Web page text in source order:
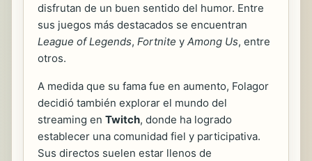
disfrutan de un buen sentido del humor. Entre
sus juegos más destacados se encuentran
League of Legends, Fortnite y Among Us, entre
otros.
A medida que su fama fue en aumento, Folagor
decidió también explorar el mundo del
streaming en Twitch, donde ha logrado
establecer una comunidad fiel y participativa.
Sus directos suelen estar llenos de